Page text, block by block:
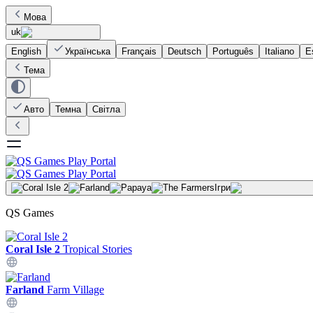
Мова
uk
English
Українська Français Deutsch Português Italiano
Тема
Авто Темна Світла
Ігри
QS Games
Coral Isle 2 Tropical Stories
Farland Farm Village